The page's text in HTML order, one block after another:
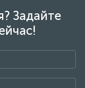
Задайте